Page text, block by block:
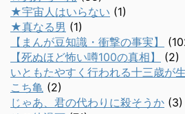
★宇宙人はいらない (1)
★真なる男 (1)
【まんが豆知識・衝撃の事実】
【死ぬほど怖い噂100の真相】
(2)
いともたやすく行われる十三歳が
こち亀 (2)
じゃあ、君の代わりに殺そうか (3)